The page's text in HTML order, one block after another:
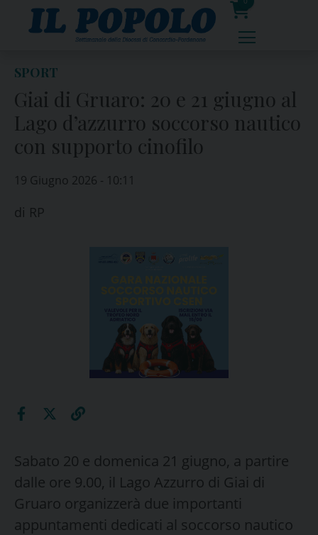
0
prodotti
SPORT
Giai di Gruaro: 20 e 21 giugno al
Lago d’azzurro soccorso nautico
con supporto cinofilo
19 Giugno 2026 - 10:11
di RP
Sabato 20 e domenica 21 giugno, a partire
dalle ore 9.00, il Lago Azzurro di Giai di
Gruaro organizzerà due importanti
appuntamenti dedicati al soccorso nautico